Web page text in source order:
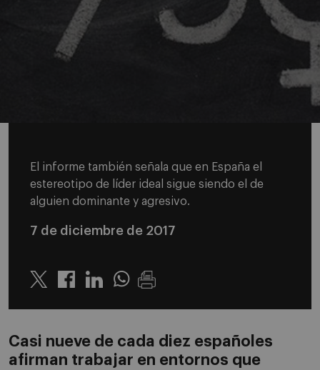
El informe también señala que en España el
estereotipo de líder ideal sigue siendo el de
alguien dominante y agresivo.
7 de diciembre de 2017
Twitter LinkedinWhatsapp
Casi nueve de cada diez españoles
afirman trabajar en entornos que